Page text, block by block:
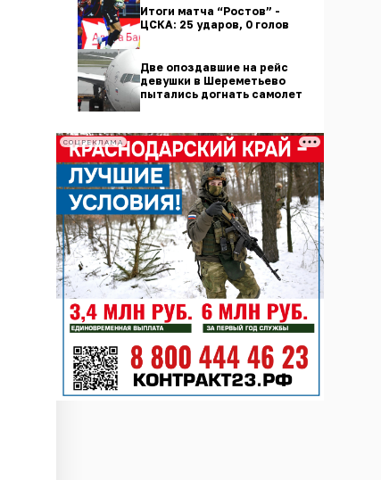
Итоги матча “Ростов” -
ЦСКА: 25 ударов, 0 голов
Две опоздавшие на рейс
девушки в Шереметьево
пытались догнать самолет
СОЦРЕКЛАМА